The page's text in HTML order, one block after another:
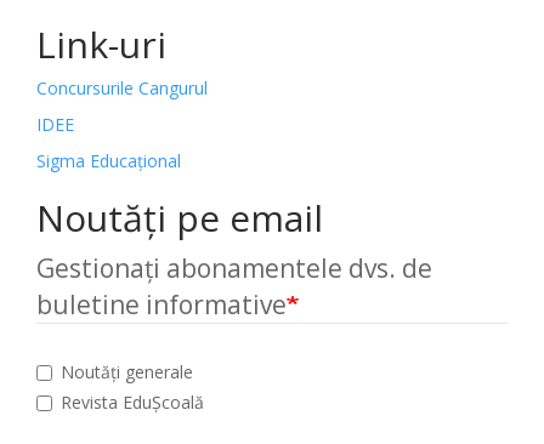
Link-uri
Concursurile Cangurul
IDEE
Sigma Educațional
Noutăți pe email
Gestionați abonamentele dvs. de
buletine informative
Noutăți generale
Revista EduȘcoală